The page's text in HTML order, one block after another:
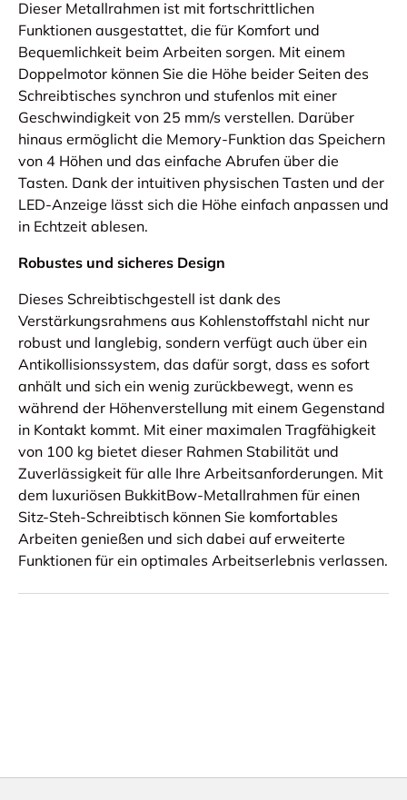
Dieser Metallrahmen ist mit fortschrittlichen
Funktionen ausgestattet, die für Komfort und
Bequemlichkeit beim Arbeiten sorgen. Mit einem
Doppelmotor können Sie die Höhe beider Seiten des
Schreibtisches synchron und stufenlos mit einer
Geschwindigkeit von 25 mm/s verstellen. Darüber
hinaus ermöglicht die Memory-Funktion das Speichern
von 4 Höhen und das einfache Abrufen über die
Tasten. Dank der intuitiven physischen Tasten und der
LED-Anzeige lässt sich die Höhe einfach anpassen und
in Echtzeit ablesen.
Robustes und sicheres Design
Dieses Schreibtischgestell ist dank des
Verstärkungsrahmens aus Kohlenstoffstahl nicht nur
robust und langlebig, sondern verfügt auch über ein
Antikollisionssystem, das dafür sorgt, dass es sofort
anhält und sich ein wenig zurückbewegt, wenn es
während der Höhenverstellung mit einem Gegenstand
in Kontakt kommt. Mit einer maximalen Tragfähigkeit
von 100 kg bietet dieser Rahmen Stabilität und
Zuverlässigkeit für alle Ihre Arbeitsanforderungen. Mit
dem luxuriösen BukkitBow-Metallrahmen für einen
Sitz-Steh-Schreibtisch können Sie komfortables
Arbeiten genießen und sich dabei auf erweiterte
Funktionen für ein optimales Arbeitserlebnis verlassen.